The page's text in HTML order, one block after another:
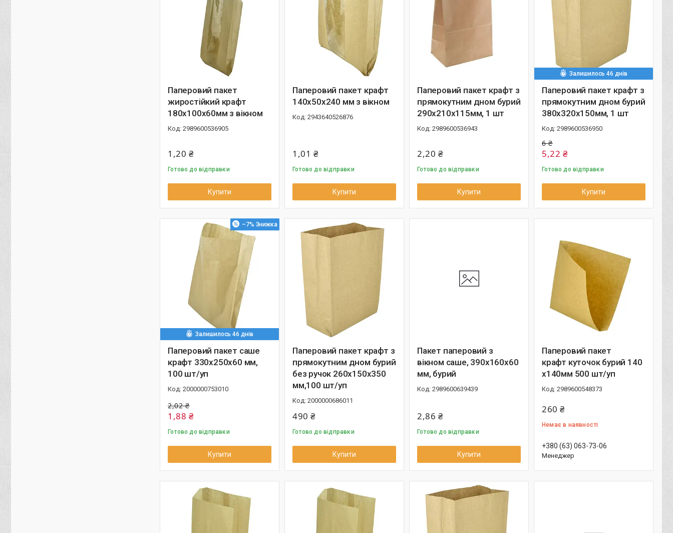
Паперовий пакет
жиростійкий крафт
180х100х60мм з вікном
2989600536905
1,20 ₴
Готово до відправки
Купити
Паперовий пакет крафт
140х50х240 мм з вікном
2943640526876
1,01 ₴
Готово до відправки
Купити
Паперовий пакет крафт з
прямокутним дном бурий
290х210х115мм, 1 шт
2989600536943
2,20 ₴
Готово до відправки
Купити
Залишилось 46 днів
Паперовий пакет крафт з
прямокутним дном бурий
380х320х150мм, 1 шт
2989600536950
6 ₴
5,22 ₴
Готово до відправки
Купити
–7%
Залишилось 46 днів
Паперовий пакет саше
крафт 330х250х60 мм,
100 шт/уп
2000000753010
2,02 ₴
1,88 ₴
Готово до відправки
Купити
Паперовий пакет крафт з
прямокутним дном бурий
без ручок 260х150х350
мм,100 шт/уп
2000000686011
490 ₴
Готово до відправки
Купити
Пакет паперовий з
вікном саше, 390х160х60
мм, бурий
2989600639439
2,86 ₴
Готово до відправки
Купити
Паперовий пакет
крафт куточок бурий 140
х140мм 500 шт/уп
2989600548373
260 ₴
Немає в наявності
+380 (63) 063-73-06
Менеджер